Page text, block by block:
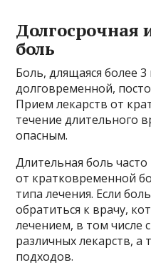
Долгосрочная
боль
Боль, длящаяся более 3
долговременной,
Прием лекарств от
течение длительного
опасным.
Длительная боль
от кратковременной
типа лечения. Если
обратиться к врачу,
лечением, в том числе
различных лекарств,
подходов.